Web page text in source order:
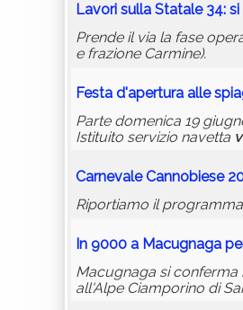
Lavori sulla Statale 34:
Prende il via la fase
e frazione Carmine).
Festa d'apertura alle
Parte domenica 19
Istituito servizio navetta
Carnevale Cannobiese
Riportiamo il programma
In 9000 a Macugnaga
Macugnaga si conferma
all'Alpe Ciamporino di